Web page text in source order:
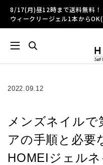
8/17(月)昼12時まで送料無料！
ウィークリージェル1本から
2022.09.12
メンズネイルで
アの手順と必要
HOMEIジェル